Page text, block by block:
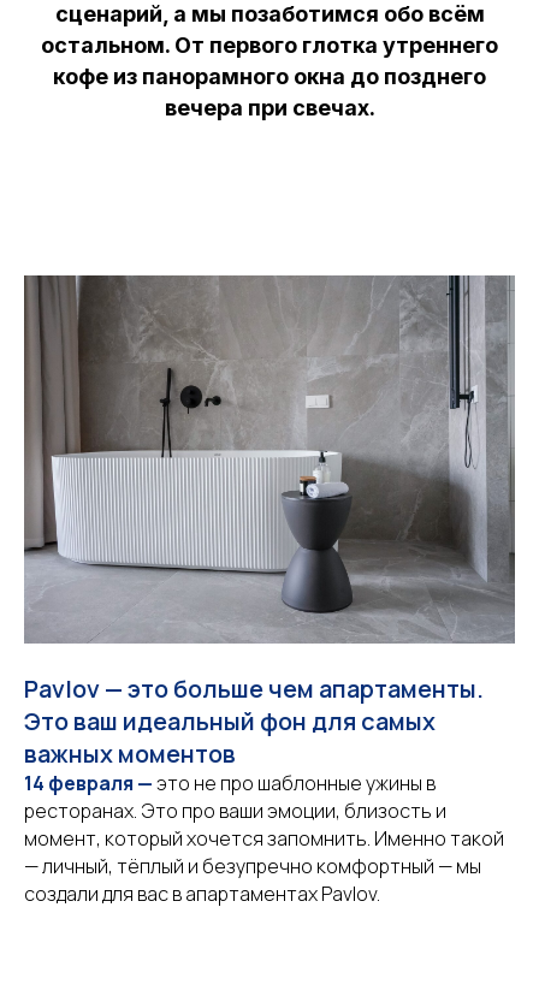
сценарий, а мы позаботимся обо всём
остальном. От первого глотка утреннего
кофе из панорамного окна до позднего
вечера при свечах.
Pavlov — это больше чем апартаменты.
Это ваш идеальный фон для самых
важных моментов
14 февраля —это не про шаблонные ужины в
ресторанах. Это про ваши эмоции, близость и
момент, который хочется запомнить. Именно такой
— личный, тёплый и безупречно комфортный — мы
создали для вас в апартаментах Pavlov.